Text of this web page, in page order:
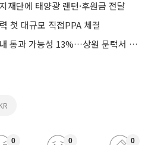
재단에 태양광 랜턴·후원금 전달
첫 대규모 직접PPA 체결
美 클래리티 법안 연내 통과 가능성 13%…상원 문턱서 제동
0 0 0